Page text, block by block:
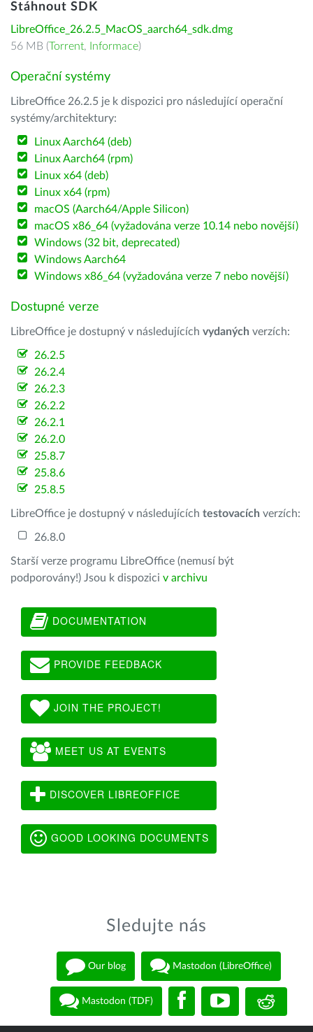
Stáhnout SDK
LibreOffice_26.2.5_MacOS_aarch64_sdk.dmg
56 MB (Torrent, Informace)
Operační systémy
LibreOffice 26.2.5 je k dispozici pro následující operační
systémy/architektury:
Linux Aarch64 (deb)
Linux Aarch64 (rpm)
Linux x64 (deb)
Linux x64 (rpm)
macOS (Aarch64/Apple Silicon)
macOS x86_64 (vyžadována verze 10.14 nebo novější)
Windows (32 bit, deprecated)
Windows Aarch64
Windows x86_64 (vyžadována verze 7 nebo novější)
Dostupné verze
LibreOffice je dostupný v následujících vydaných verzích:
26.2.5
26.2.4
26.2.3
26.2.2
26.2.1
26.2.0
25.8.7
25.8.6
25.8.5
LibreOffice je dostupný v následujících testovacích verzích:
26.8.0
Starší verze programu LibreOffice (nemusí být
podporovány!) Jsou k dispozici v archivu
DOCUMENTATION
PROVIDE FEEDBACK
JOIN THE PROJECT!
MEET US AT EVENTS
DISCOVER LIBREOFFICE
GOOD LOOKING DOCUMENTS
Sledujte nás
Our blog Mastodon (LibreOffice)
Mastodon (TDF)